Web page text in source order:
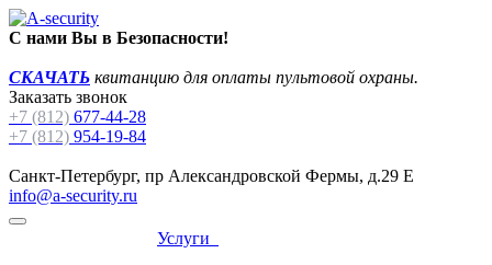
С нами Вы в Безопасности!
СКАЧАТЬ квитанцию для оплаты пультовой охраны.
Заказать звонок
+7 (812) 677-44-28
+7 (812) 954-19-84
Санкт-Петербург, пр Александровской Фермы, д.29 Е
info@a-security.ru
Услуги